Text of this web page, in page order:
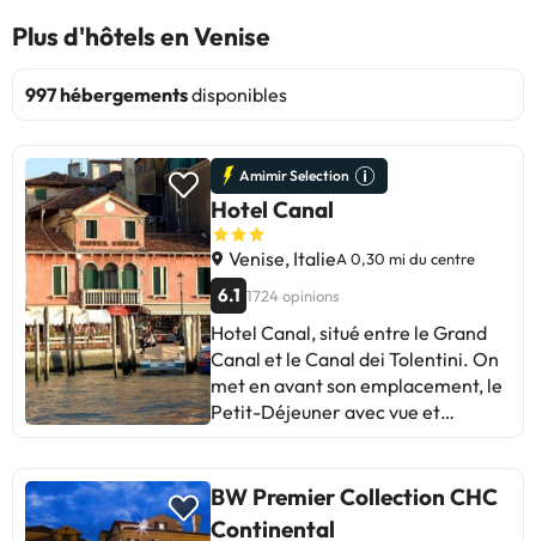
Plus d'hôtels en Venise
997 hébergementsdisponibles
Amimir Selection
Hotel Canal
Venise, ItalieA 0,30 mi du centre
6.1 1724 opinions
Hotel Canal, situé entre le Grand
Canal et le Canal dei Tolentini. On
met en avant son emplacement, le
Petit-Déjeuner avec vue et
Déjeuner extérieure et les
escaliers raides. La vue, la
BW Premier Collection CHC
Continental